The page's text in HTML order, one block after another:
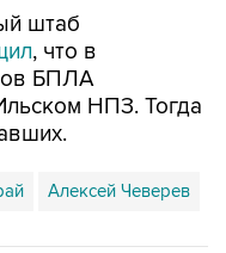
штаб
, что в
БПЛА
НПЗ. Тогда
Алексей Чеверев